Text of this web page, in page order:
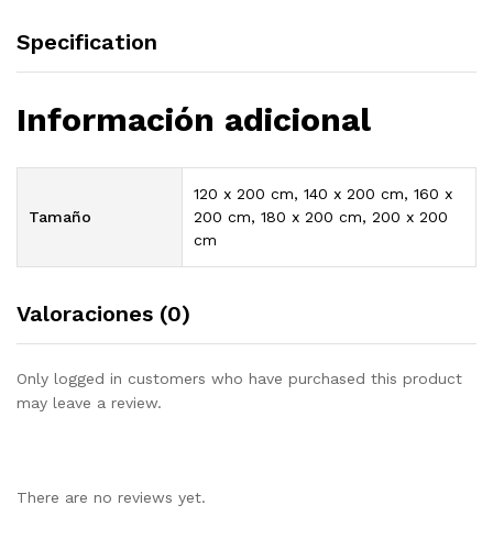
Specification
Información adicional
Tamaño
120 x 200 cm, 140 x 200 cm, 160 x
200 cm, 180 x 200 cm, 200 x 200
cm
Valoraciones (0)
Only logged in customers who have purchased this product
may leave a review.
There are no reviews yet.